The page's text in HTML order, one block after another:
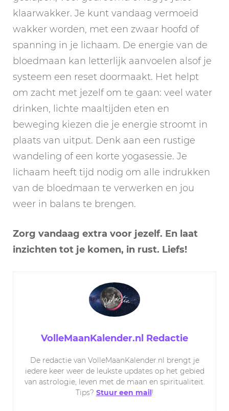
klaarwakker. Je kunt vandaag vermoeid
wakker worden, met een zwaar hoofd of
spanning in je lichaam. De energie van de
bloedmaan kan letterlijk aanvoelen alsof je
systeem een reset doormaakt. Het helpt
om zacht met jezelf om te gaan: veel water
drinken, lichte maaltijden eten en
beweging kiezen die je energie stroomt in
plaats van uitput. Denk aan een rustige
wandeling of een korte yogasessie. Je
lichaam heeft tijd nodig om alle indrukken
van de bloedmaan te verwerken en jou
weer in balans te brengen.
Zorg vandaag extra voor jezelf. En laat
inzichten tot je komen, in rust. Liefs!
VolleMaanKalender.nl Redactie
De redactie van VolleMaanKalender.nl brengt je
iedere keer weer de leukste updates op het gebied
van astrologie, leven met de maan en spiritualiteit.
Tips? Stuur een mail!